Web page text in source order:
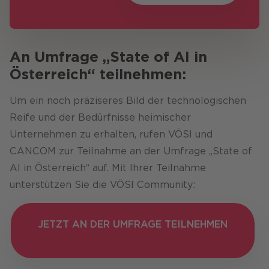
An Umfrage „State of AI in
Österreich“ teilnehmen:
Um ein noch präziseres Bild der technologischen
Reife und der Bedürfnisse heimischer
Unternehmen zu erhalten, rufen VÖSI und
CANCOM zur Teilnahme an der Umfrage „State of
AI in Österreich“ auf. Mit Ihrer Teilnahme
unterstützen Sie die VÖSI Community:
JETZT AN DER UMFRAGE
JETZT AN DER UMFRAGE TEILNEHMEN